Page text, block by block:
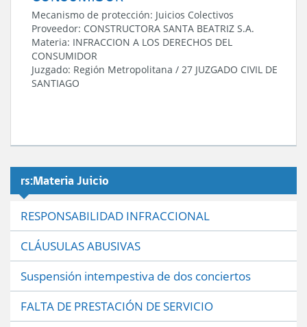
Mecanismo de protección: Juicios Colectivos
Proveedor: CONSTRUCTORA SANTA BEATRIZ S.A.
Materia: INFRACCION A LOS DERECHOS DEL
CONSUMIDOR
Juzgado: Región Metropolitana / 27 JUZGADO CIVIL DE
SANTIAGO
rs:Materia Juicio
RESPONSABILIDAD INFRACCIONAL
CLÁUSULAS ABUSIVAS
Suspensión intempestiva de dos conciertos
FALTA DE PRESTACIÓN DE SERVICIO